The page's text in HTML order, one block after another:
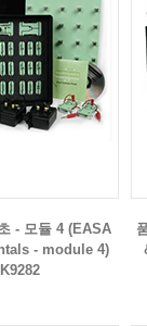
- 모듈 4 (EASA
- module 4)